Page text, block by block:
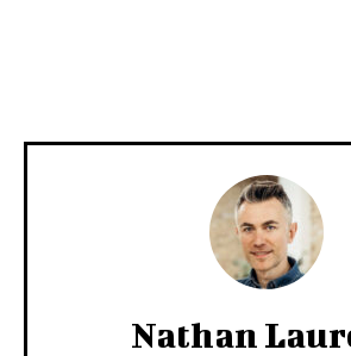
Nathan